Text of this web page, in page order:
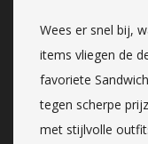
Wees er snel bij,
items vliegen de
favoriete
tegen scherpe
met stijlvolle